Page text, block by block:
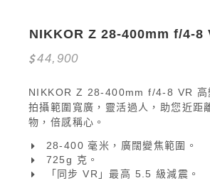
NIKKOR Z 28-400mm f/4-8
44,900
NIKKOR Z 28-400mm f/4-8 VR 高
拍攝範圍寬廣，靈活過人，助您近距
物，倍感稱心。
28-400 毫米，廣闊變焦範圍。
725g 克。
「同步 VR」最高 5.5 級減震。